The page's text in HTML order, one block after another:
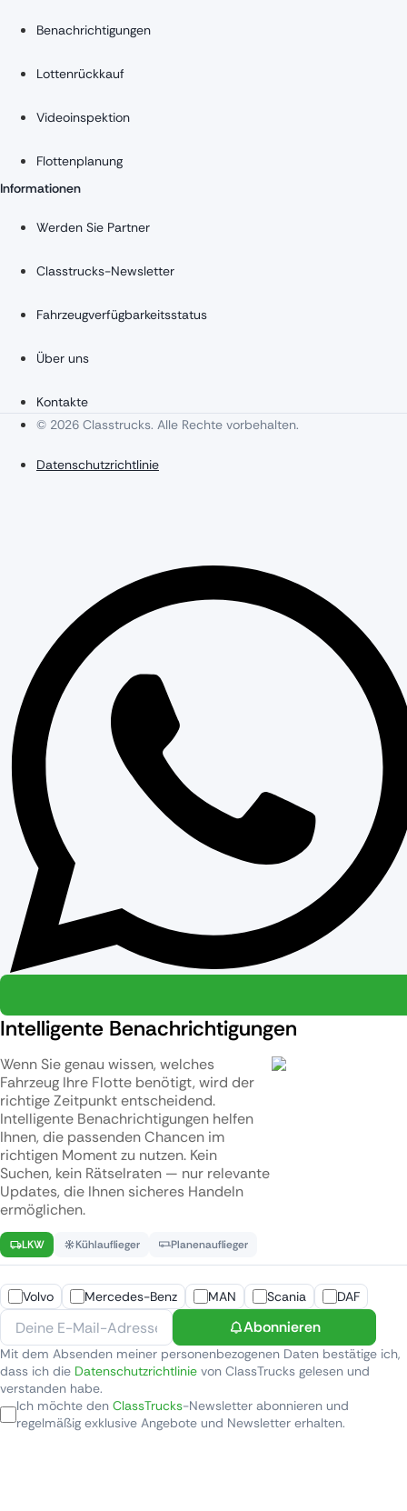
Benachrichtigungen
Lottenrückkauf
Videoinspektion
Flottenplanung
Informationen
Werden Sie Partner
Classtrucks-Newsletter
Fahrzeugverfügbarkeitsstatus
Über uns
Kontakte
© 2026 Classtrucks. Alle Rechte vorbehalten.
Datenschutzrichtlinie
Intelligente Benachrichtigungen
Wenn Sie genau wissen, welches
Fahrzeug Ihre Flotte benötigt, wird der
richtige Zeitpunkt entscheidend.
Intelligente Benachrichtigungen helfen
Ihnen, die passenden Chancen im
richtigen Moment zu nutzen. Kein
Suchen, kein Rätselraten — nur relevante
Updates, die Ihnen sicheres Handeln
ermöglichen.
LKW Kühlauflieger Planenauflieger
Volvo Mercedes-Benz MAN Scania DAF
Abonnieren
Mit dem Absenden meiner personenbezogenen Daten bestätige ich,
dass ich die Datenschutzrichtlinie von ClassTrucks gelesen und
verstanden habe.
Ich möchte den ClassTrucks-Newsletter abonnieren und
regelmäßig exklusive Angebote und Newsletter erhalten.